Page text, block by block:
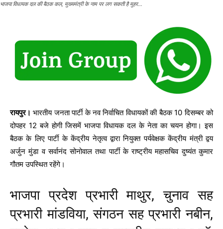
भाजपा विधायक दल की बैठक कल, मुख्यमंत्री के नाम पर लग सकती है मुहर…
रायपुर। भारतीय जनता पार्टी के नव निर्वाचित विधायकों की बैठक 10 दिसम्बर को
दोपहर 12 बजे होगी जिसमें भाजपा विधायक दल के नेता का चयन होगा। इस
बैठक के लिए पार्टी के केंद्रीय नेतृत्व द्वारा नियुक्त पर्यवेक्षक केंद्रीय मंत्री द्वय
अर्जुन मुंडा व सर्वानंद सोनोवाल तथा पार्टी के राष्ट्रीय महासचिव दुष्यंत कुमार
गौतम उपस्थित रहेंगे।
भाजपा प्रदेश प्रभारी माथुर, चुनाव सह
प्रभारी मांडविया, संगठन सह प्रभारी नबीन,